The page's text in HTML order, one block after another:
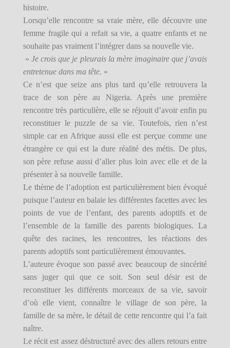
histoire.
Lorsqu’elle rencontre sa vraie mère, elle découvre une
femme fragile qui a refait sa vie, a quatre enfants et ne
souhaite pas vraiment l’intégrer dans sa nouvelle vie.
»Je crois que je pleurais la mère imaginaire que j’avais
entretenue dans ma tête. »
Ce n’est que seize ans plus tard qu’elle retrouvera la
trace de son père au Nigeria. Après une première
rencontre très particulière, elle se réjouit d’avoir enfin pu
reconstituer le puzzle de sa vie. Toutefois, rien n’est
simple car en Afrique aussi elle est perçue comme une
étrangère ce qui est la dure réalité des métis. De plus,
son père refuse aussi d’aller plus loin avec elle et de la
présenter à sa nouvelle famille.
Le thème de l’adoption est particulièrement bien évoqué
puisque l’auteur en balaie les différentes facettes avec les
points de vue de l’enfant, des parents adoptifs et de
l’ensemble de la famille des parents biologiques. La
quête des racines, les rencontres, les réactions des
parents adoptifs sont particulièrement émouvantes.
L’auteure évoque son passé avec beaucoup de sincérité
sans juger qui que ce soit. Son seul désir est de
reconstituer les différents morceaux de sa vie, savoir
d’où elle vient, connaître le village de son père, la
famille de sa mère, le détail de cette rencontre qui l’a fait
naître.
Le récit est assez déstructuré avec des allers retours entre